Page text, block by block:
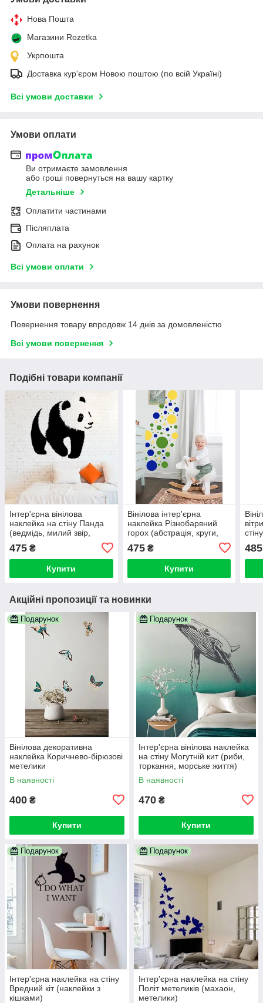
Нова Пошта
Магазини Rozetka
Укрпошта
Доставка кур'єром Новою поштою (по всій Україні)
Всі умови доставки
Умови оплати
Ви отримаєте замовлення
або гроші повернуться на вашу картку
Детальніше
Оплатити частинами
Післяплата
Оплата на рахунок
Всі умови оплати
Умови повернення
Повернення товару впродовж 14 днів за домовленістю
Всі умови повернення
Подібні товари компанії
Інтер'єрна вінілова
наклейка на стіну Панда
(ведмідь, милий звір,
475 ₴
Купити
Вінілова інтер'єрна
наклейка Різнобарвний
горох (абстрація, круги,
475₴
Купити
485
Акційні пропозиції та новинки
Подарунок
Вінілова декоративна
наклейка Коричнево-бірюзові
метелики
В наявності
400 ₴
Купити
Подарунок
Інтер'єрна вінілова наклейка
на стіну Могутній кит (риби,
торкання, морське життя)
В наявності
470 ₴
Купити
Подарунок
Інтер'єрна наклейка на стіну
Вредний кіт (наклейки з
кішками)
Подарунок
Інтер'єрна наклейка на стіну
Політ метеликів (махаон,
метелики)